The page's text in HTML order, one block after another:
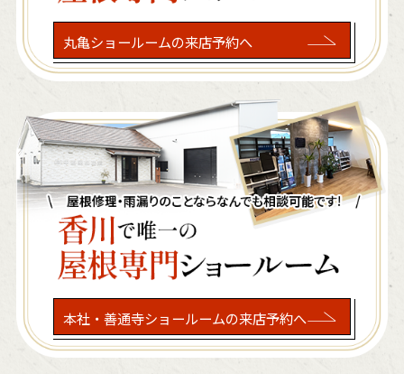
丸亀ショールームの来店予約へ
本社・善通寺ショールームの来店予約へ